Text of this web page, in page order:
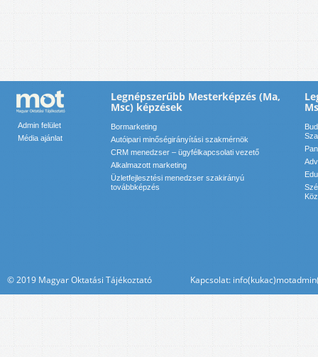
Admin felület
Média ajánlat
Legnépszerűbb Mesterképzés (Ma,
Msc) képzések
Bormarketing
Autóipari minőségirányítási szakmérnök
CRM menedzser – ügyfélkapcsolati vezető
Alkalmazott marketing
Üzletfejlesztési menedzser szakirányú
továbbképzés
© 2019 Magyar Oktatási Tájékoztató Kapcsolat: